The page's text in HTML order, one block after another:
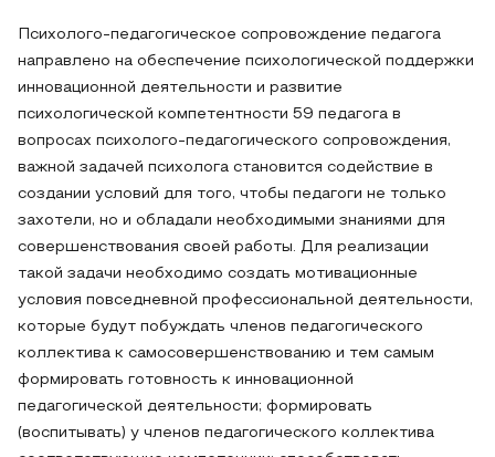
Психолого-педагогическое сопровождение педагога
направлено на обеспечение психологической поддержки
инновационной деятельности и развитие
психологической компетентности 59 педагога в
вопросах психолого-педагогического сопровождения,
важной задачей психолога становится содействие в
создании условий для того, чтобы педагоги не только
захотели, но и обладали необходимыми знаниями для
совершенствования своей работы. Для реализации
такой задачи необходимо создать мотивационные
условия повседневной профессиональной деятельности,
которые будут побуждать членов педагогического
коллектива к самосовершенствованию и тем самым
формировать готовность к инновационной
педагогической деятельности; формировать
(воспитывать) у членов педагогического коллектива